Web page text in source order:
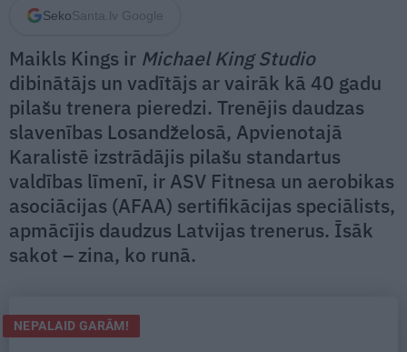
Seko Santa.lv Google
Maikls Kings ir Michael King Studio
dibinātājs un vadītājs ar vairāk kā 40 gadu
pilašu trenera pieredzi. Trenējis daudzas
slavenības Losandželosā, Apvienotajā
Karalistē izstrādājis pilašu standartus
valdības līmenī, ir ASV Fitnesa un aerobikas
asociācijas (AFAA) sertifikācijas speciālists,
apmācījis daudzus Latvijas trenerus. Īsāk
sakot – zina, ko runā.
NEPALAID GARĀM!